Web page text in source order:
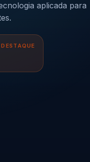
aplicada para